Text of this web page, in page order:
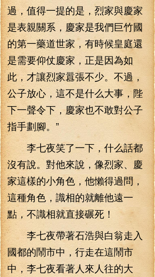
過，值得一提的是，烈家與慶家
是表親關系，慶家是我們巨竹國
的第一藥道世家，有時候皇庭還
是需要仰仗慶家，正是因為如
此，才讓烈家囂張不少。不過，
公子放心，這不是什么大事，陛
下一聲令下，慶家也不敢對公子
指手劃腳。”
李七夜笑了一下，什么話都
沒有說。對他來說，像烈家、慶
家這樣的小角色，他懶得過問，
這種角色，識相的就離他遠一
點，不識相就直接碾死！
李七夜帶著石浩與白翁走入
國都的鬧市中，行走在這鬧市
中，李七夜看著人來人往的大